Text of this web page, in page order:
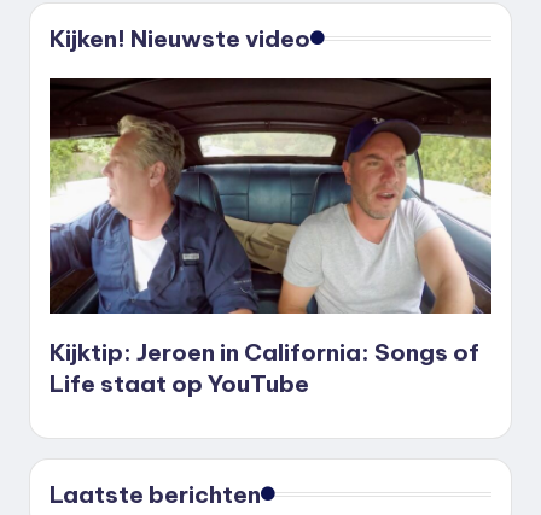
Kijken! Nieuwste video
Kijktip: Jeroen in California: Songs of
Life staat op YouTube
Laatste berichten